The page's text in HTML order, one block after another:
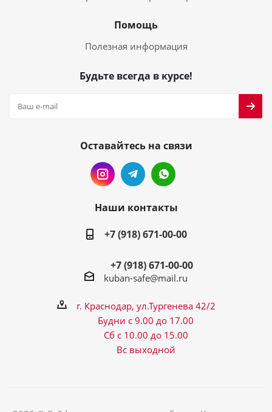
Помощь
Полезная информация
Будьте всегда в курсе!
Оставайтесь на связи
Наши контакты
+7 (918) 671-00-00
+7 (918) 671-00-00
kuban-safe@mail.ru
г. Краснодар, ул.Тургенева 42/2
Будни с 9.00 до 17.00
Сб с 10.00 до 15.00
Вс выходной